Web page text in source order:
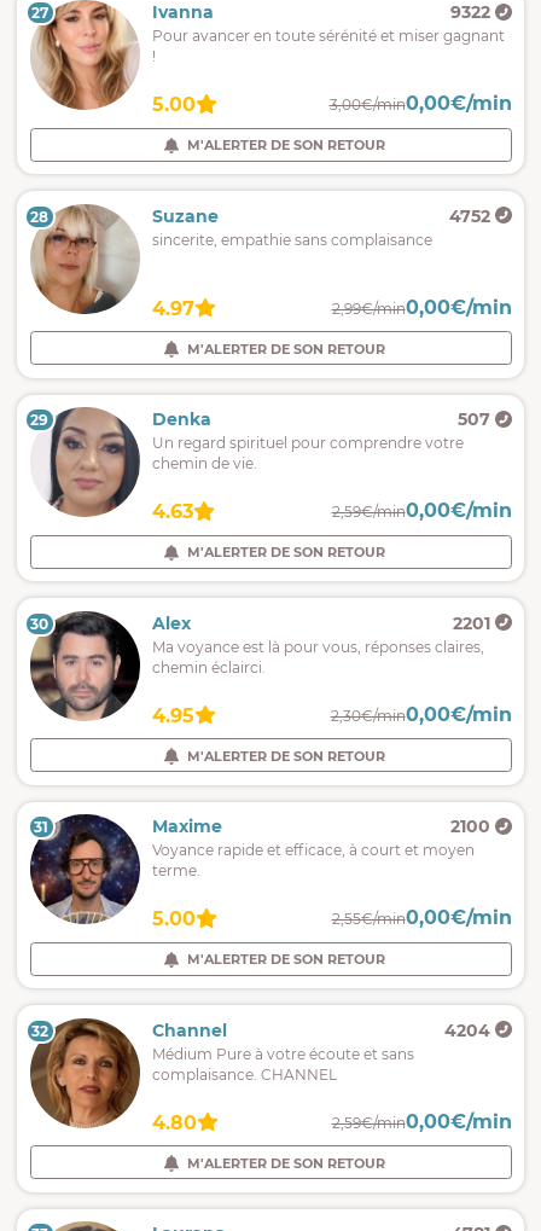
27 Ivanna 9322
Pour avancer en toute sérénité et miser gagnant
!
5.00 3,00€/min0,00€/min
M'ALERTER DE SON RETOUR
28 Suzane 4752
sincerite, empathie sans complaisance
4.97 2,99€/min0,00€/min
M'ALERTER DE SON RETOUR
29 Denka 507
Un regard spirituel pour comprendre votre
chemin de vie.
4.63 2,59€/min0,00€/min
M'ALERTER DE SON RETOUR
30 Alex 2201
Ma voyance est là pour vous, réponses claires,
chemin éclairci.
4.95 2,30€/min0,00€/min
M'ALERTER DE SON RETOUR
31 Maxime 2100
Voyance rapide et efficace, à court et moyen
terme.
5.00 2,55€/min0,00€/min
M'ALERTER DE SON RETOUR
32 Channel 4204
Médium Pure à votre écoute et sans
complaisance. CHANNEL
4.80 2,59€/min0,00€/min
M'ALERTER DE SON RETOUR